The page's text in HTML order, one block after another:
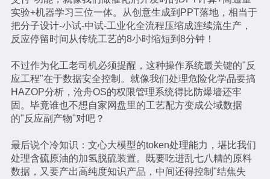
实验+机器学习三位一体。从创意生成到PPT落地，相当于
把分子设计-小试-中试-工业化全流程压缩成连续流生产，
反应停留时间从传统工艺的8小时缩短到8分钟！
不过作为化工老司机必须提醒，这种操作系统最关键的"反
应工程"在于数据安全控制。就像我们处理危险化学品要搞
HAZOP分析，沧舟OS的权限管理系统得比防爆墙还牢
固。毕竟谁也不想自家网盘里的工艺配方变成公域数据
的"反应副产物"对吧？
最后说个冷知识：文心大模型的token处理能力，堪比我们
处理含硫原油的加氢脱硫装置。既要吃进乱七八糟的原料
数据，又要产出高纯度知识产品，中间还得控制"结焦失